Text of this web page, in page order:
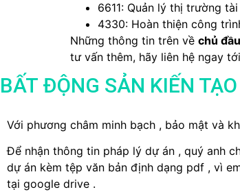
6611: Quản lý thị trường
4330: Hoàn thiện công
Những thông tin trên về chủ
tư vấn thêm, hãy liên hệ ngay
BẤT ĐỘNG SẢN KIẾN
Với phương châm minh bạch , bảo mật và
Để nhận thông tin pháp lý dự án , quý anh
dự án kèm tệp văn bản định dạng pdf , vì
tại google drive .